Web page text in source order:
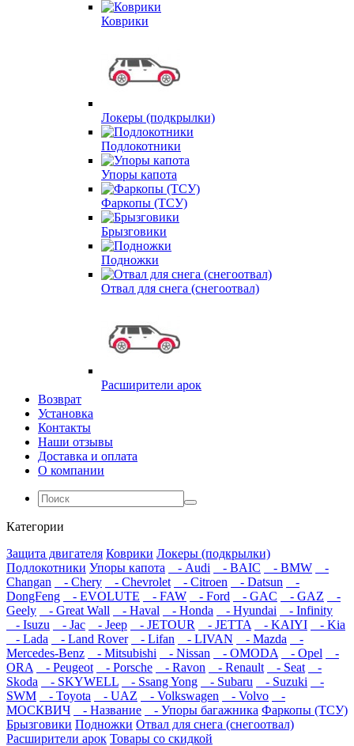
Коврики
Локеры (подкрылки)
Подлокотники
Упоры капота
Фаркопы (ТСУ)
Брызговики
Подножки
Отвал для снега (снегоотвал)
Расширители арок
Возврат
Установка
Контакты
Наши отзывы
Доставка и оплата
О компании
Категории
Защита двигателя Коврики Локеры (подкрылки)
Подлокотники Упоры капота - Audi - BAIC - BMW
-
Changan
- Chery - Chevrolet - Citroen - Datsun
-
DongFeng
- EVOLUTE - FAW - Ford - GAC - GAZ
-
Geely
- Great Wall - Haval - Honda - Hyundai
- Infinity
- Isuzu
- Jac - Jeep - JETOUR - JETTA - KAIYI
- Kia
- Lada
- Land Rover - Lifan - LIVAN - Mazda
-
Mercedes-Benz
- Mitsubishi - Nissan - OMODA - Opel
-
ORA
- Peugeot - Porsche - Ravon - Renault - Seat
-
Skoda
- SKYWELL - Ssang Yong - Subaru - Suzuki
-
SWM
- Toyota - UAZ - Volkswagen - Volvo
-
МОСКВИЧ
- Название - Упоры багажника Фаркопы (ТСУ)
Брызговики Подножки Отвал для снега (снегоотвал)
Расширители арок Товары со скидкой